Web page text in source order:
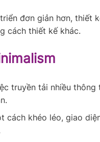
đơn giản hơn, thiết
cách thiết kế khác.
truyền tải nhiều thông
cách khéo léo, giao